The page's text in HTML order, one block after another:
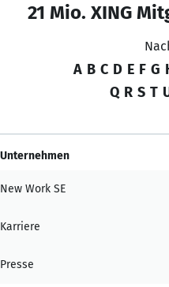
21 Mio. XING
A B C D E F G
Q R S T
Unternehmen
New Work SE
Karriere
Presse